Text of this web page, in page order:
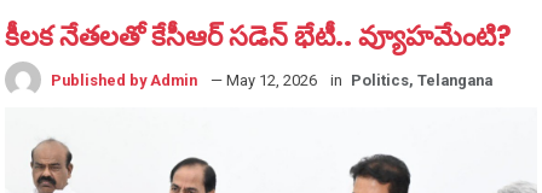
కీల‌క నేత‌ల‌తో కేసీఆర్ స‌డెన్ భేటీ.. వ్యూహ‌మేంటి?
Published by Admin — May 12, 2026 in Politics, Telangana